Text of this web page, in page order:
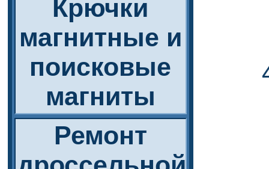
Крючки
магнитные и
поисковые
магниты
Ремонт